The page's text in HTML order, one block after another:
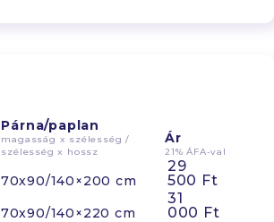
Párna/paplan
magasság x szélesség /
szélesség x hossz
Ár
21% ÁFA-val
70x90/140×200 cm
29
500 Ft
70x90/140×220 cm
31
000 Ft